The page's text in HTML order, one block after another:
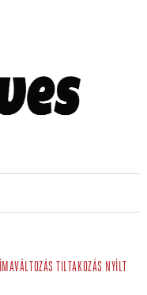
TILTAKOZÁS NYÍLT